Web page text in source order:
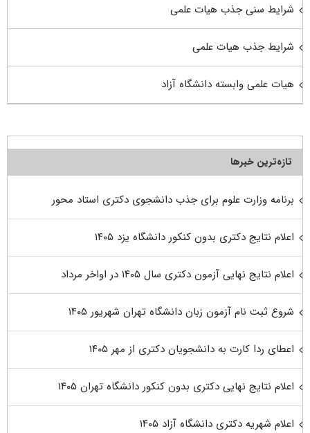
شرایط سنی جذب هیات علمی
شرایط جذب هیات علمی
هیات علمی وابسته دانشگاه آزاد
تازه‌ترین خبرها
برنامه وزارت علوم برای جذب دانشجوی دکتری استاد محور
اعلام نتایج دکتری بدون کنکور دانشگاه یزد ۱۴۰۵
اعلام نتایج نهایی آزمون دکتری سال ۱۴۰۵ در اواخر مرداد
شروع ثبت نام آزمون زبان دانشگاه تهران شهریور ۱۴۰۵
اعطای ردا کارت به دانشجویان دکتری از مهر ۱۴۰۵
اعلام نتایج نهایی دکتری بدون کنکور دانشگاه تهران ۱۴۰۵
اعلام شهریه دکتری دانشگاه آزاد ۱۴۰۵